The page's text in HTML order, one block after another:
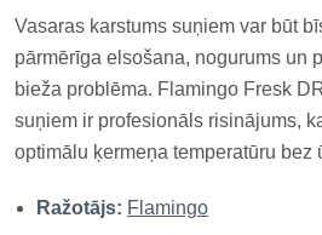
Vasaras karstums suņiem var būt
pārmērīga elsošana, nogurums un
bieža problēma. Flamingo Fresk
suņiem ir profesionāls risinājums,
optimālu ķermeņa temperatūru bez
automātiski, reaģējot uz dzīvnieka
Ražotājs: Flamingo